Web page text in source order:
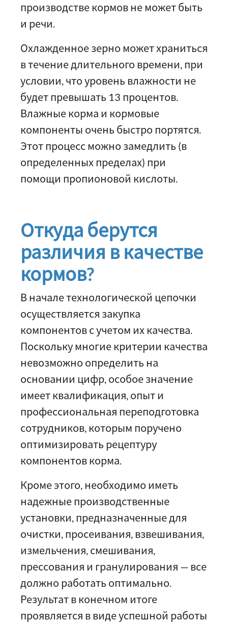
производстве кормов не может быть
и речи.
Охлажденное зерно может храниться
в течение длительного времени, при
условии, что уровень влажности не
будет превышать 13 процентов.
Влажные корма и кормовые
компоненты очень быстро портятся.
Этот процесс можно замедлить (в
определенных пределах) при
помощи пропионовой кислоты.
Откуда берутся
различия в качестве
кормов?
В начале технологической цепочки
осуществляется закупка
компонентов с учетом их качества.
Поскольку многие критерии качества
невозможно определить на
основании цифр, особое значение
имеет квалификация, опыт и
профессиональная переподготовка
сотрудников, которым поручено
оптимизировать рецептуру
компонентов корма.
Кроме этого, необходимо иметь
надежные производственные
установки, предназначенные для
очистки, просеивания, взвешивания,
измельчения, смешивания,
прессования и гранулирования — все
должно работать оптимально.
Результат в конечном итоге
проявляется в виде успешной работы